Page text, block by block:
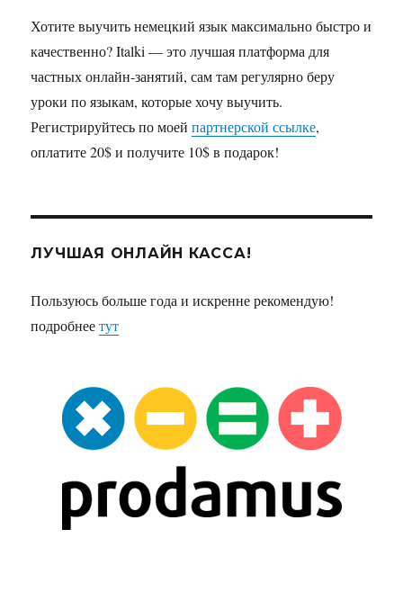
Хотите выучить немецкий язык максимально быстро и
качественно? Italki — это лучшая платформа для
частных онлайн-занятий, сам там регулярно беру
уроки по языкам, которые хочу выучить.
Регистрируйтесь по моейпартнерской ссылке,
оплатите 20$ и получите 10$ в подарок!
ЛУЧШАЯ ОНЛАЙН КАССА!
Пользуюсь больше года и искренне рекомендую!
подробнеетут